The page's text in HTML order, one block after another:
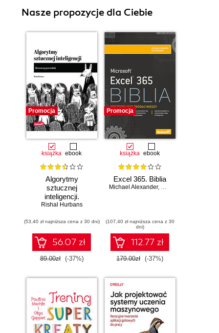
Nasze propozycje dla Ciebie
Promocja
książka ebook
Algorytmy
sztucznej
inteligencji.
Ilustrowany
Rishal Hurbans
(53,40 zł najniższa cena z 30 dni)
56.07 zł
89.00zł (-37%)
Promocja
książka ebook
Excel 365. Biblia
Michael Alexander, Dick Kusleika
(107,40 zł najniższa cena z 30
dni)
112.77 zł
179.00zł (-37%)